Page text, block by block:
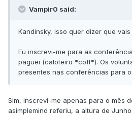
Vampir0 said:
Kandinsky, isso quer dizer que
Eu inscrevi-me para as
paguei (caloteiro *coff*). Os
presentes nas conferências para
Sim, inscrevi-me apenas para o mês
asimplemind referiu, a altura de